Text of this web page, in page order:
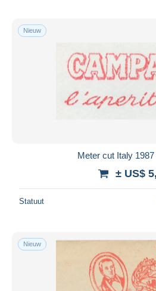
Nieuw
Meter cut Italy
± US$
Statuut
Nieuw